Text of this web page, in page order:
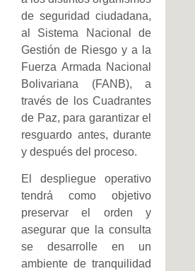
de seguridad ciudadana,
al Sistema Nacional de
Gestión de Riesgo y a la
Fuerza Armada Nacional
Bolivariana (FANB), a
través de los Cuadrantes
de Paz, para garantizar el
resguardo antes, durante
y después del proceso.
El despliegue operativo
tendrá como objetivo
preservar el orden y
asegurar que la consulta
se desarrolle en un
ambiente de tranquilidad